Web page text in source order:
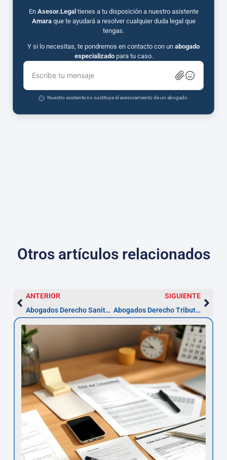
En Asesor.Legal tienes a tu disposición a nuestro asistente
Amaraque te ayudará a resolver cualquier duda legal que
tengas.
Y si lo necesitas, te pondremos en contacto con un abogado
especializadopara tu caso.
Escribe tu mensaje
Nuestro asistente no sustituye el asesoramiento de un abogado.
Otros artículos relacionados
ANTERIOR
Abogados Derecho Sanitario en Santander
SIGUIENTE
Abogados Derecho Tributario en Santander – Asesor.Legal